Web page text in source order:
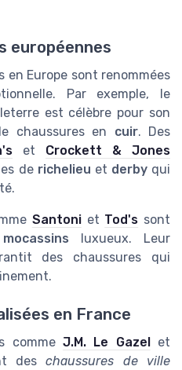
européennes
en Europe sont renommées
Par exemple, le
est célèbre pour son
chaussures en cuir. Des
et Crockett & Jones
de richelieu et derbyqui
Santoniet Tod's sont
mocassins luxueux. Leur
des chaussures qui
en France
comme J.M. Le Gazel
et
deschaussures de ville